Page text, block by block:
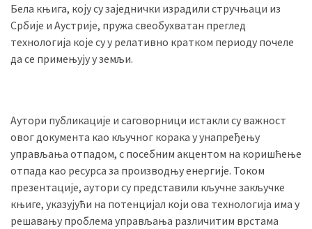
(479)
Чланци
(306)
Blogs
(143)
Бела
Црква
(140)
Бела књига, коју су заједнички израдили стручњаци из
Србије и Аустрије, пружа свеобухватан преглед
технологија које су у релативно кратком периоду почеле
да се примењују у земљи.
Аутори публикације и саговорници истакли су важност
овог документа као кључног корака у унапређењу
управљања отпадом, с посебним акцентом на коришћење
отпада као ресурса за производњу енергије. Током
презентације, аутори су представили кључне закључке
књиге, указујући на потенцијал који ова технологија има у
решавању проблема управљања различитим врстама